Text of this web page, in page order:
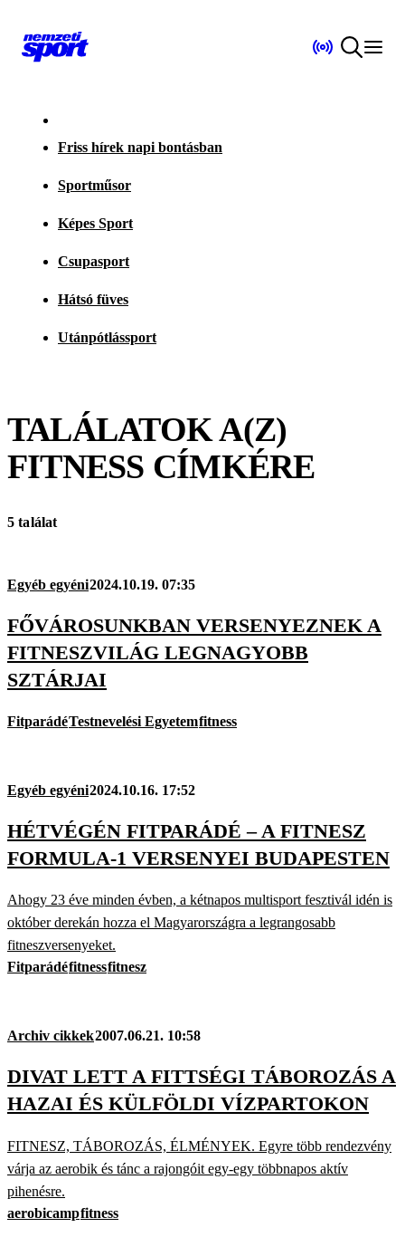
Friss hírek napi bontásban
Sportműsor
Képes Sport
Csupasport
Hátsó füves
Utánpótlássport
TALÁLATOK A(Z)
FITNESS CÍMKÉRE
5 találat
Egyéb egyéni2024.10.19. 07:35
FŐVÁROSUNKBAN VERSENYEZNEK A
FITNESZVILÁG LEGNAGYOBB
SZTÁRJAI
FitparádéTestnevelési Egyetemfitness
Egyéb egyéni2024.10.16. 17:52
HÉTVÉGÉN FITPARÁDÉ – A FITNESZ
FORMULA-1 VERSENYEI BUDAPESTEN
Ahogy 23 éve minden évben, a kétnapos multisport fesztivál idén is
október derekán hozza el Magyarországra a legrangosabb
fitneszversenyeket.
Fitparádéfitnessfitnesz
Archiv cikkek2007.06.21. 10:58
DIVAT LETT A FITTSÉGI TÁBOROZÁS A
HAZAI ÉS KÜLFÖLDI VÍZPARTOKON
FITNESZ, TÁBOROZÁS, ÉLMÉNYEK. Egyre több rendezvény
várja az aerobik és tánc a rajongóit egy-egy többnapos aktív
pihenésre.
aerobicampfitness